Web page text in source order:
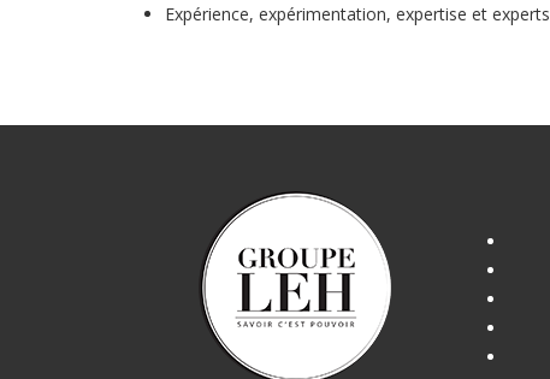
Expérience, expérimentation, expertise et experts